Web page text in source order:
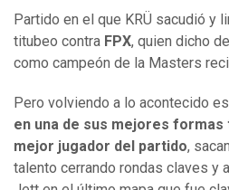
Partido en el que KRÜ sacudió y
titubeo contra FPX, quien dicho
como campeón de la Masters
Pero volviendo a lo acontecido
en una de sus mejores formas
mejor jugador del partido,
talento cerrando rondas claves y